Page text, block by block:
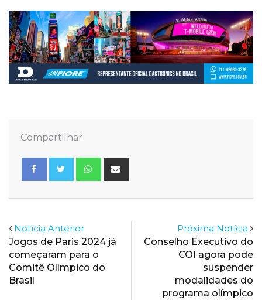
Compartilhar
Whatsapp
Notícia Anterior
Jogos de Paris 2024 já
começaram para o
Comitê Olímpico do
Brasil
Próxima Notícia
Conselho Executivo do
COI agora pode
suspender
modalidades do
programa olímpico